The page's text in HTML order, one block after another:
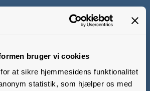
bruger vi cookies
at sikre hjemmesidens funktionalitet
statistik, som hjælper os med